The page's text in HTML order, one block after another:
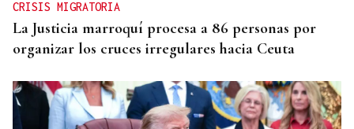
CRISIS MIGRATORIA
La Justicia marroquí procesa a 86 personas por
organizar los cruces irregulares hacia Ceuta